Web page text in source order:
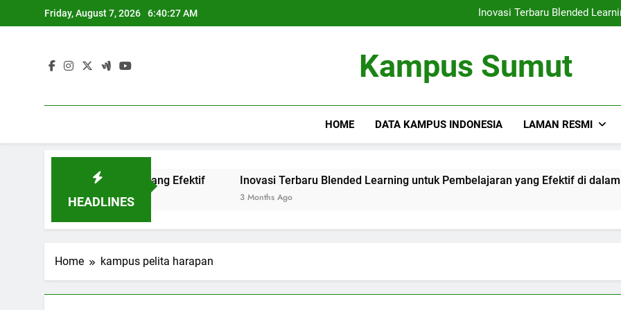
to
Friday, August 7, 2026 6:40:27 AM
Inovasi Terbaru Blended
Mengintegrasikan
Inovasi Terbaru Blended
Mengintegrasikan
Kampus Sumut
HOME DATA KAMPUS INDONESIA LAMAN RESMI
HEADLINES
Link and Match yang Efektif Inovasi Terbaru Blended Learning untuk Pembelajaran yang Efektif di dalam
3 Months Ago
Home kampus pelita harapan